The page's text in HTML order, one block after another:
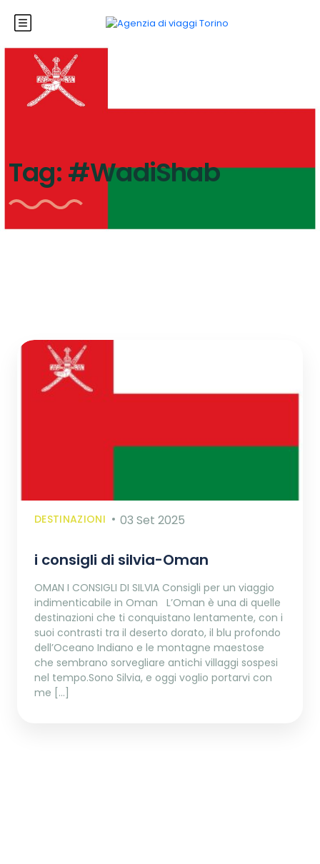
Tag:#WadiShab
DESTINAZIONI 03 Set 2025
i consigli di silvia-Oman
OMAN I CONSIGLI DI SILVIA Consigli per un viaggio
indimenticabile in Oman L’Oman è una di quelle
destinazioni che ti conquistano lentamente, con i
suoi contrasti tra il deserto dorato, il blu profondo
dell’Oceano Indiano e le montagne maestose
che sembrano sorvegliare antichi villaggi sospesi
nel tempo.Sono Silvia, e oggi voglio portarvi con
me […]